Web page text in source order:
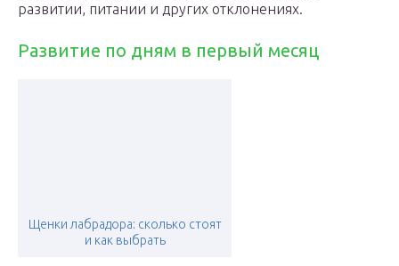
развитии, питании и других отклонениях.
Развитие по дням в первый месяц
Щенки лабрадора: сколько стоят
и как выбрать